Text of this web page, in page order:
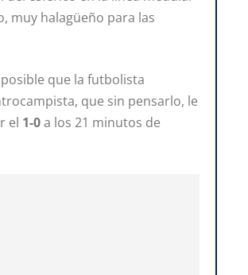
muy halagüeño para las
que la futbolista
que sin pensarlo, le
el 1-0a los 21 minutos de